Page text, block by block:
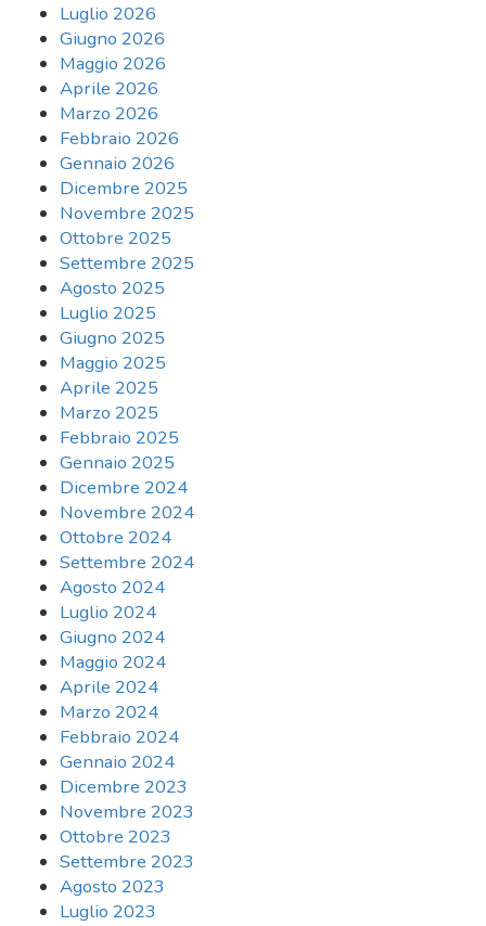
Luglio 2026
Giugno 2026
Maggio 2026
Aprile 2026
Marzo 2026
Febbraio 2026
Gennaio 2026
Dicembre 2025
Novembre 2025
Ottobre 2025
Settembre 2025
Agosto 2025
Luglio 2025
Giugno 2025
Maggio 2025
Aprile 2025
Marzo 2025
Febbraio 2025
Gennaio 2025
Dicembre 2024
Novembre 2024
Ottobre 2024
Settembre 2024
Agosto 2024
Luglio 2024
Giugno 2024
Maggio 2024
Aprile 2024
Marzo 2024
Febbraio 2024
Gennaio 2024
Dicembre 2023
Novembre 2023
Ottobre 2023
Settembre 2023
Agosto 2023
Luglio 2023